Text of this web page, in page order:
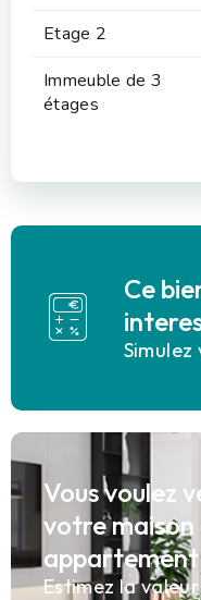
Etage 2
Immeuble de 3
étages
Ce
Vous voulez
votre maison
Estimez la